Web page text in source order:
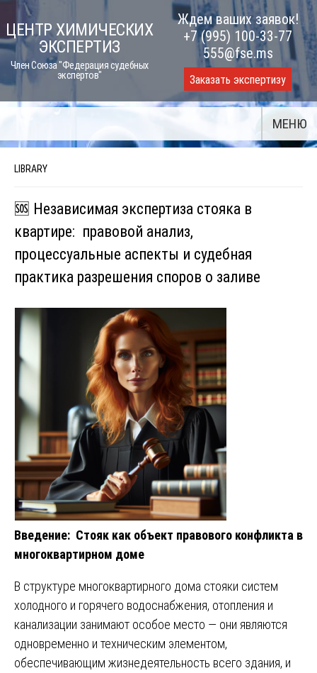
Skip
to
content
ЦЕНТР ХИМИЧЕСКИХ
ЭКСПЕРТИЗ
Член Союза "Федерация судебных
экспертов"
Ждем ваших заявок!
+7 (995) 100-33-77
555@fse.ms
Заказать экспертизу
МЕНЮ
LIBRARY
🆘 Независимая экспертиза стояка в
квартире: правовой анализ,
процессуальные аспекты и судебная
практика разрешения споров о заливе
Введение: Стояк как объект правового конфликта в
многоквартирном доме
В структуре многоквартирного дома стояки систем
холодного и горячего водоснабжения, отопления и
канализации занимают особое место — они являются
одновременно и техническим элементом,
обеспечивающим жизнедеятельность всего здания, и